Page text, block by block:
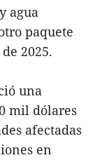
agua
paquete
2025.
una
mil dólares
afectadas
en